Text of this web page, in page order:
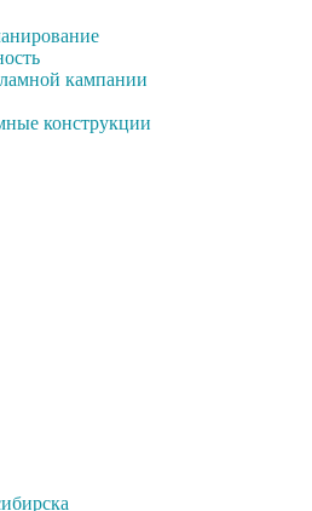
кампании
конструкции